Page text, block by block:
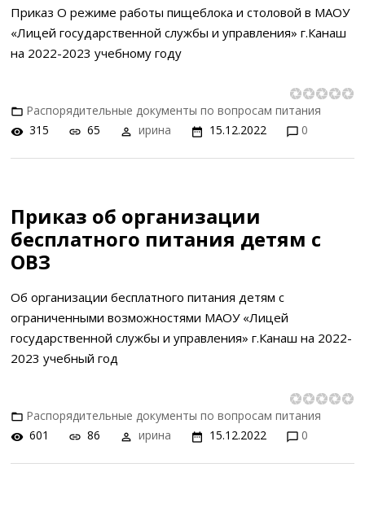
Приказ О режиме работы пищеблока и столовой в МАОУ
«Лицей государственной службы и управления» г.Канаш
на 2022-2023 учебному году
Распорядительные документы по вопросам питания
315
65 ирина 15.12.2022 0
Приказ об организации
бесплатного питания детям с
ОВЗ
Об организации бесплатного питания детям с
ограниченными возможностями МАОУ «Лицей
государственной службы и управления» г.Канаш на 2022-
2023 учебный год
Распорядительные документы по вопросам питания
601
86 ирина 15.12.2022 0